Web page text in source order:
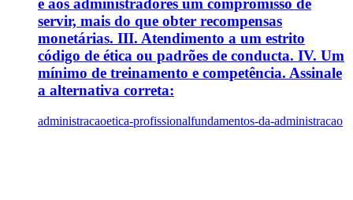
e aos administradores um compromisso de
servir, mais do que obter recompensas
monetárias. III. Atendimento a um estrito
código de ética ou padrões de conducta. IV. Um
mínimo de treinamento e competência. Assinale
a alternativa correta:
administracaoetica-profissionalfundamentos-da-administracao